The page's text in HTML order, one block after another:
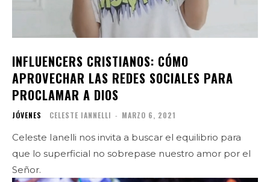
INFLUENCERS CRISTIANOS: CÓMO
APROVECHAR LAS REDES SOCIALES PARA
PROCLAMAR A DIOS
JÓVENES CELESTE IANNELLI - MARZO 6, 2021
Celeste Ianelli nos invita a buscar el equilibrio para
que lo superficial no sobrepase nuestro amor por el
Señor.